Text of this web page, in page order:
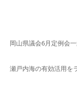
岡山県議会6月定例会
瀬戸内海の有効活用を